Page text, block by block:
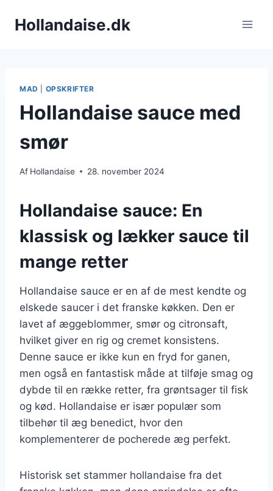
Hollandaise.dk
MAD OPSKRIFTER
Hollandaise sauce med
smør
Af Hollandaise 28. november 2024
Hollandaise sauce: En
klassisk og lækker sauce til
mange retter
Hollandaise sauce er en af de mest kendte og
elskede saucer i det franske køkken. Den er
lavet af æggeblommer, smør og citronsaft,
hvilket giver en rig og cremet konsistens.
Denne sauce er ikke kun en fryd for ganen,
men også en fantastisk måde at tilføje smag og
dybde til en række retter, fra grøntsager til fisk
og kød. Hollandaise er især populær som
tilbehør til æg benedict, hvor den
komplementerer de pocherede æg perfekt.
Historisk set stammer hollandaise fra det